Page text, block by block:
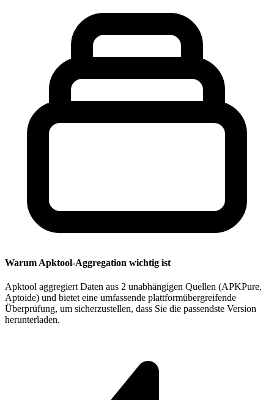
Warum Apktool-Aggregation wichtig ist
Apktool aggregiert Daten aus 2 unabhängigen Quellen (APKPure,
Aptoide) und bietet eine umfassende plattformübergreifende
Überprüfung, um sicherzustellen, dass Sie die passendste Version
herunterladen.